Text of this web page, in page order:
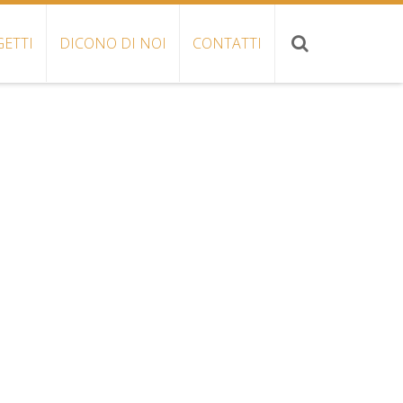
DICONO DI NOI CONTATTI